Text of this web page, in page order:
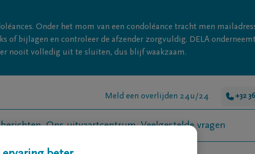
Onder het mom van een condoléance tracht men
of bijlagen en controleer de afzender zorgvuldig. DELA
nooit volledig uit te sluiten, dus blijf waakzaam.
Meld een overlijden 24u/24 +32
Ons uitvaartcentrum Veelgestelde vragen